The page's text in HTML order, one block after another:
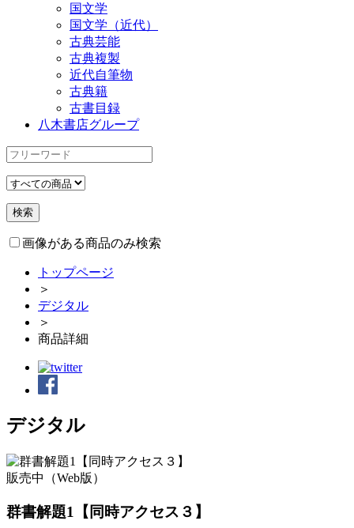
国文学
国文学（近代）
古典芸能
古典複製
近代自筆物
古典籍
古書目録
八木書店グループ
画像がある商品のみ検索
トップページ
＞
デジタル
＞
商品詳細
デジタル
販売中（Web版）
群書解題1【同時アクセス３】